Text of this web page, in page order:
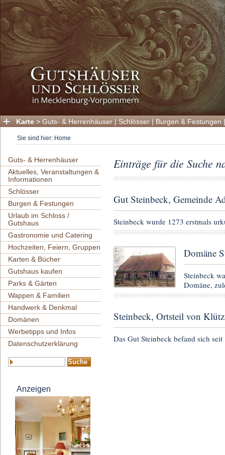
Karte > Guts- & Herrenhäuser | Schlösser | Burgen & Festungen
Sie sind hier: Home
Guts- & Herrenhäuser
Aktuelles, Veranstaltungen &
Informationen
Schlösser
Burgen & Festungen
Urlaub im Schloss /
Gutshaus
Gastronomie und Catering
Hochzeiten, Feiern, Gruppen
Karten & Bücher
Gutshaus kaufen
Parks & Gärten
Wappen & Familien
Handwerk & Denkmal
Domänen
Werbetipps und Infos
Datenschutzerklärung
Anzeigen
Einträge für die Suche
Gut Steinbeck, Gemeinde
Steinbeck wurde 1273 erstmals
Domäne
Steinbeck
Domäne,
Steinbeck, Ortsteil von Klütz
Das Gut Steinbeck befand sich